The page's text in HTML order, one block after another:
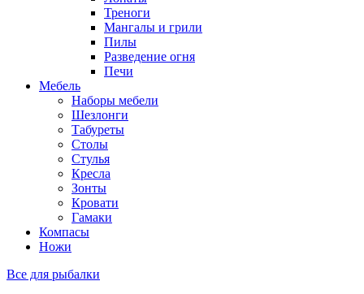
Треноги
Мангалы и грили
Пилы
Разведение огня
Печи
Мебель
Наборы мебели
Шезлонги
Табуреты
Столы
Стулья
Кресла
Зонты
Кровати
Гамаки
Компасы
Ножи
Все для рыбалки